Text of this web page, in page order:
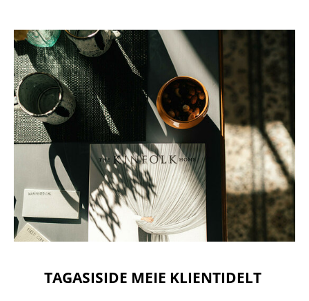
TAGASISIDE MEIE KLIENTIDELT